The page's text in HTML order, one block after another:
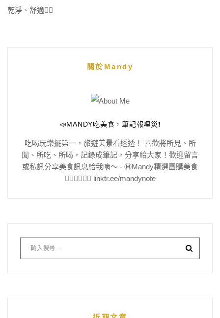
乾淨、舒適👍🏻
關於Mandy
📣MANDY吃美食，筆記報哩災❗️
吃喝玩樂擺第一，旅遊美景看透透！ 喜歡將所見、所
聞、所吃、所喝，記錄成筆記，分享給大家！歡迎留言
或私訊分享美食訊息給我唷～ - Ⓜ️Mandy精選團購美食
👇🏻👇🏻👇🏻 linktr.ee/mandynote